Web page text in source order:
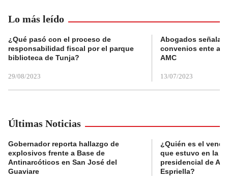
Lo más leído
¿Qué pasó con el proceso de
responsabilidad fiscal por el parque
biblioteca de Tunja?
29/08/2023
Abogados
convenios ente
AMC
13/07/2023
Últimas Noticias
Gobernador reporta hallazgo de
explosivos frente a Base de
Antinarcóticos en San José del
Guaviare
¿Quién es el
que estuvo en la
presidencial de
Espriella?